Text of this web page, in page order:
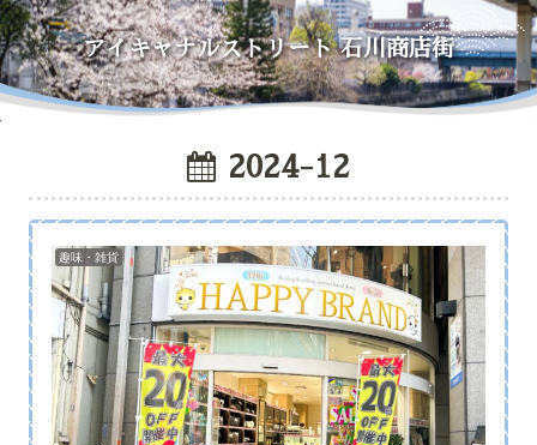
アイキャナルストリート石川商店街
2024-12
趣味・雑貨